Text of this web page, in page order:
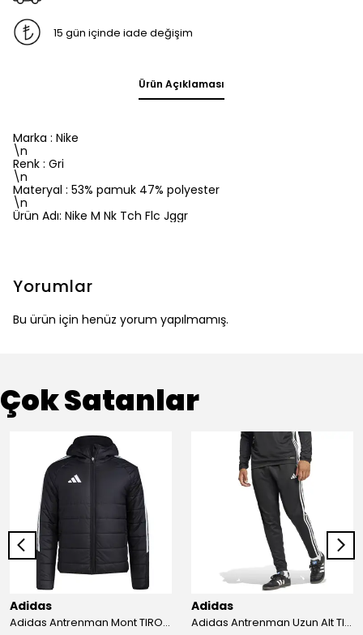
15 gün içinde iade değişim
Ürün Açıklaması
Marka : Nike
\n
Renk : Gri
\n
Materyal : 53% pamuk 47% polyester
\n
Ürün Adı: Nike M Nk Tch Flc Jggr
Yorumlar
Bu ürün için henüz yorum yapılmamış.
Çok Satanlar
Adidas
Adidas Antrenman Mont TIRO24 WINT JKT IJ7388
Adidas
Adidas Antrenman Uzun Alt TIRO ES PNT JD0442